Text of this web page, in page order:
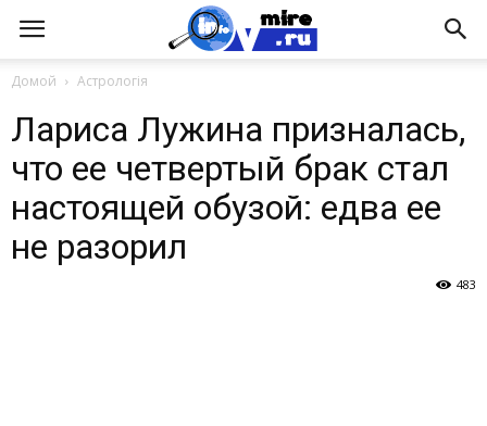
Домой Астрологія
Лариса Лужина призналась,
что ее четвертый брак стал
настоящей обузой: едва ее
не разорил
483